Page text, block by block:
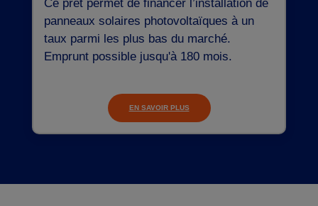
Ce prêt permet de financer l’installation de
panneaux solaires photovoltaïques à un
taux parmi les plus bas du marché.
Emprunt possible jusqu'à 180 mois.
EN SAVOIR PLUS